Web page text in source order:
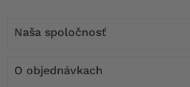
Naša spoločnosť
O objednávkach